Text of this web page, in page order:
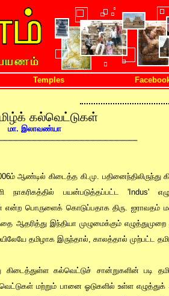
Temples
கல்வெட்டுகள்
மா. இலாவண்யா
ஆண்டில் கிடைத்த கி.மு. பதினைந்திலிருந்து
பயன்படுத்தப்பட்ட 'Indus'
என்ற பொருளைக் கொடுப்பதாக திரு. ஐராவதம்
ஆதரித்து இந்தியா முழுமைக்கும்
தமிழாக இருந்தால், காலத்தால் முற்பட்ட
கல்வெட்டுச் சான்றுகளின் படி
மற்றும் பானை ஓடுகளில் உள்ள